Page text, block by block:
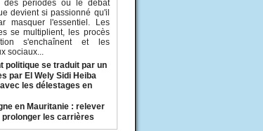
des périodes où le débat
devient si passionné qu'il
masquer l'essentiel. Les
se multiplient, les procès
s'enchaînent et les
sociaux...
politique se traduit par un
par El Wely Sidi Heiba
les délestages en
en Mauritanie : relever
prolonger les carrières